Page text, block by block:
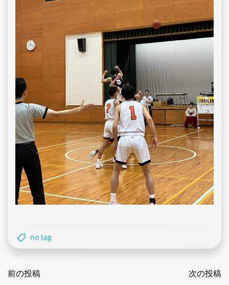
no tag
navigation
前の投稿 次の投稿